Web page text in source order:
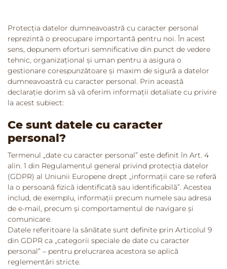
Protecția datelor dumneavoastră cu caracter personal
reprezintă o preocupare importantă pentru noi. În acest
sens, depunem eforturi semnificative din punct de vedere
tehnic, organizațional și uman pentru a asigura o
gestionare corespunzătoare și maxim de sigură a datelor
dumneavoastră cu caracter personal. Prin această
declarație dorim să vă oferim informații detaliate cu privire
la acest subiect:
Ce sunt datele cu caracter
personal?
Termenul „date cu caracter personal” este definit în Art. 4
alin. 1 din Regulamentul general privind protecția datelor
(GDPR) al Uniunii Europene drept „informații care se referă
la o persoană fizică identificată sau identificabilă”. Acestea
includ, de exemplu, informații precum numele sau adresa
de e-mail, precum și comportamentul de navigare și
comunicare.
Datele referitoare la sănătate sunt definite prin Articolul 9
din GDPR ca „categorii speciale de date cu caracter
personal” – pentru prelucrarea acestora se aplică
reglementări stricte.